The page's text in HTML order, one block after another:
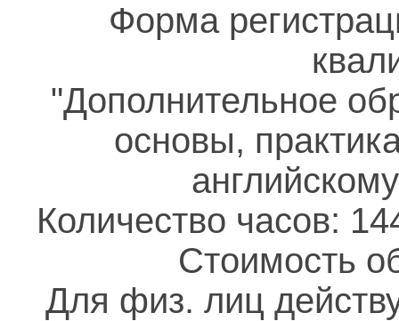
Форма
"Дополнительное
основы,
Количество часов:
Стоимость
Для физ. лиц